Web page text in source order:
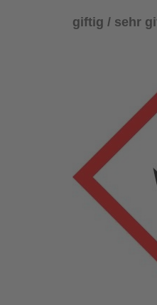
giftig / sehr